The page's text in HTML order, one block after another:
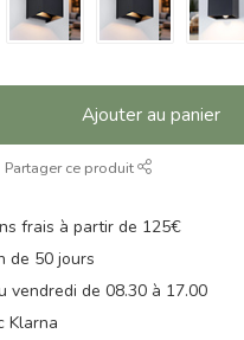
Ajouter au panier
Partager ce produit
frais à partir de 125€
de 50 jours
vendredi de 08.30 à 17.00
Klarna